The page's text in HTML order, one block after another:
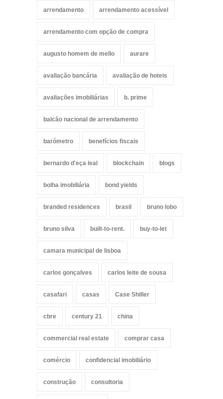
arrendamento arrendamento acessível
arrendamento com opção de compra
augusto homem de mello aurare
avaliação bancária avaliação de hoteis
avaliações imobiliárias b. prime
balcão nacional de arrendamento
barómetro benefícios fiscais
bernardo d'eça leal blockchain blogs
bolha imobiliária bond yields
branded residences brasil bruno lobo
bruno silva built-to-rent. buy-to-let
camara municipal de lisboa
carlos gonçalves carlos leite de sousa
casafari casas Case Shiller
cbre century 21 china
commercial real estate comprar casa
comércio confidencial imobiliário
construção consultoria